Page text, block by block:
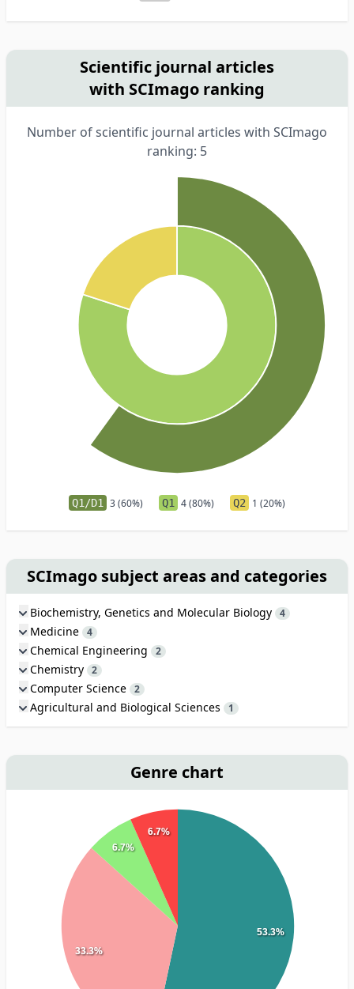
Scientific journal articles
with SCImago ranking
Number of scientific journal articles with SCImago
ranking: 5
Q1/D1 3 (60%) Q1 4 (80%) Q2 1 (20%)
SCImago subject areas and categories
Biochemistry, Genetics and Molecular Biology 4
Medicine 4
Chemical Engineering 2
Chemistry 2
Computer Science 2
Agricultural and Biological Sciences 1
Genre chart
53.3%
33.3%
6.7%
6.7%